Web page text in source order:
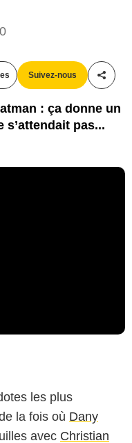
Suivez-nous
: ça donne un
s’attendait pas...
les plus
la fois où Dany
avec Christian